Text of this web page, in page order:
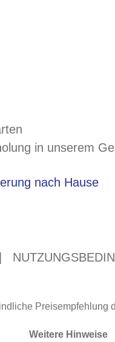
in unserem
nach Hause
Preisempfehlung
Weitere Hinweise